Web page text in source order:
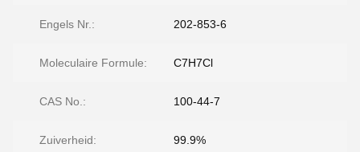
Engels Nr.: 202-853-6
Moleculaire Formule: C7H7Cl
CAS No.: 100-44-7
Zuiverheid: 99.9%